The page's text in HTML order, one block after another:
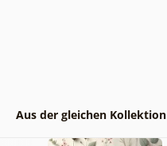
Aus der gleichen Kollektion